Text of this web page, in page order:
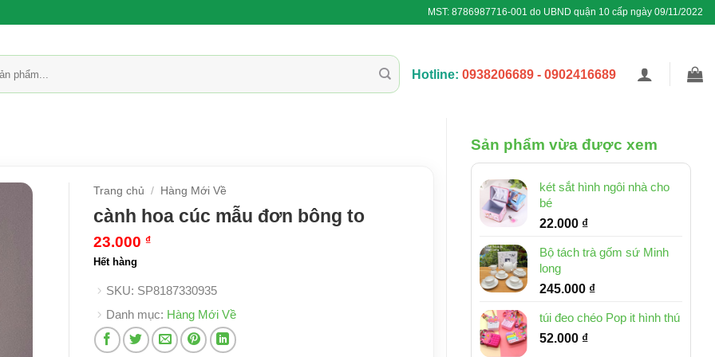
MST: 8786987716-001 do UBND quận 10 cấp ngày 09/11/2022
Hotline: 0938206689 - 0902416689
Sản phẩm vừa được xem
két sắt hình ngôi nhà cho
bé
22.000 ₫
Bộ tách trà gốm sứ Minh
long
245.000 ₫
túi đeo chéo Pop it hình thú
52.000 ₫
Trang chủ / Hàng Mới Về
cành hoa cúc mẫu đơn bông to
23.000 ₫
Hết hàng
SKU: SP8187330935
Danh mục: Hàng Mới Về